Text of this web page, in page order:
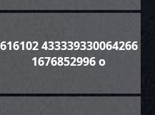
616102 433339330064266
1676852996 o